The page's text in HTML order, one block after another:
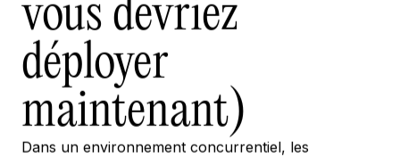
vous devriez
déployer
maintenant)
Dans un environnement concurrentiel, les